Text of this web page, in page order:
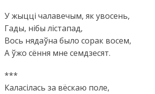
У жыцці чалавечым, як увосень,
Гады, нібы лістапад,
Вось нядаўна было сорак восем,
А ўжо сёння мне семдзесят.
***
Каласілась за вёскаю поле,